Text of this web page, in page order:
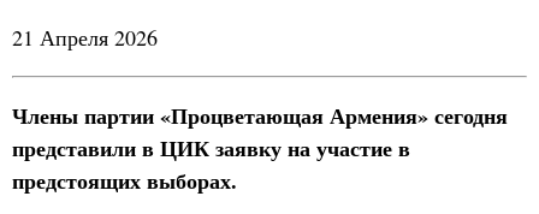
21 Апреля 2026
Члены партии «Процветающая Армения» сегодня
представили в ЦИК заявку на участие в
предстоящих выборах.